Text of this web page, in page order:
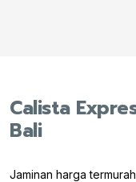
Calista
Bali
Jaminan harga